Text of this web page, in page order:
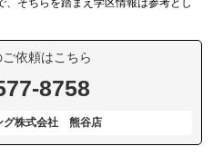
、そちらを踏まえ学区情報は参考とし
依頼はこちら
8758
グ株式会社 熊谷店